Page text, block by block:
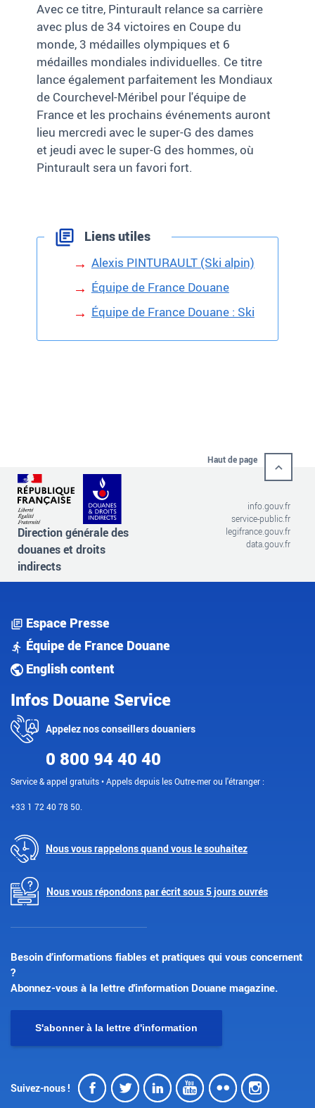
Avec ce titre, Pinturault relance sa carrière
avec plus de 34 victoires en Coupe du
monde, 3 médailles olympiques et 6
médailles mondiales individuelles. Ce titre
lance également parfaitement les Mondiaux
de Courchevel-Méribel pour l'équipe de
France et les prochains événements auront
lieu mercredi avec le super-G des dames
et jeudi avec le super-G des hommes, où
Pinturault sera un favori fort.
Liens utiles
Alexis PINTURAULT (Ski alpin)
Équipe de France Douane
Équipe de France Douane : Ski
Haut de page
Direction générale des
douanes et droits
indirects
info.gouv.fr
service-public.fr
legifrance.gouv.fr
data.gouv.fr
Espace Presse
Équipe de France Douane
English content
Infos Douane Service
Appelez nos conseillers douaniers
0 800 94 40 40
Service & appel gratuits • Appels depuis les Outre-mer ou l'étranger :
+33 1 72 40 78 50.
Nous vous rappelons quand vous le souhaitez
Nous vous répondons par écrit sous 5 jours ouvrés
Besoin d’informations fiables et pratiques qui vous concernent
?
Abonnez-vous à la lettre d'information Douane magazine.
S'abonner à la lettre d'information
Suivez-nous ! Facebook
Twitter
LinkedIn
Youtube
Flickr